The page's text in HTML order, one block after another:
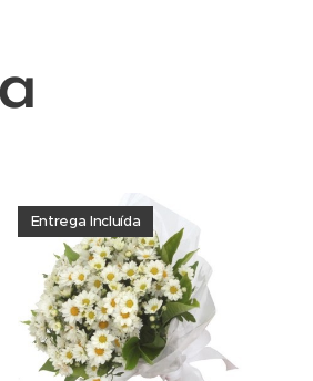
Entrega Incluída